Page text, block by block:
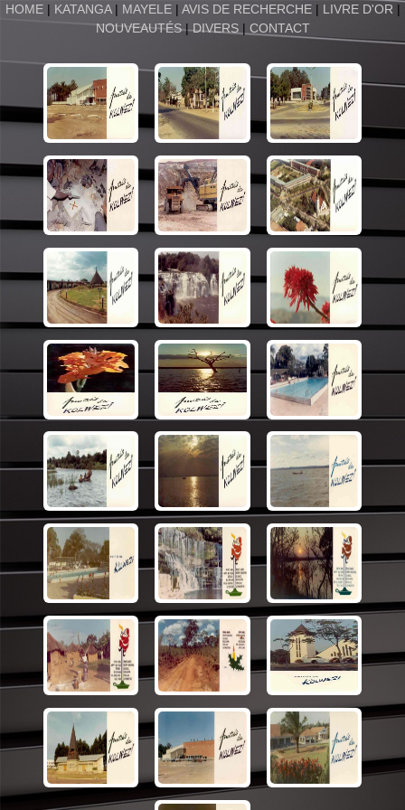
HOME | KATANGA| MAYELE| AVIS DE RECHERCHE| LIVRE D'OR |
NOUVEAUTÉS|DIVERS| CONTACT